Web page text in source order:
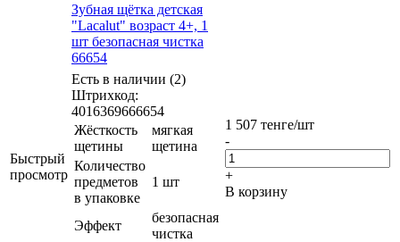
Быстрый
просмотр
Зубная щётка детская
"Lacalut" возраст 4+, 1
шт безопасная чистка
66654
Есть в наличии (2)
Штрихкод:
4016369666654
Жёсткость
щетины
мягкая
щетина
Количество
предметов
в упаковке
1 шт
Эффект
безопасная
чистка
1 507 тенге/шт
-
+
В корзину